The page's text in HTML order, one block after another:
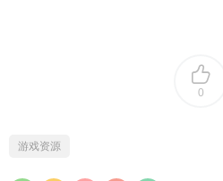
0
游戏资源